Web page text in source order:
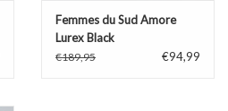
Femmes du Sud Amore
Lurex Black
€189,95 €94,99